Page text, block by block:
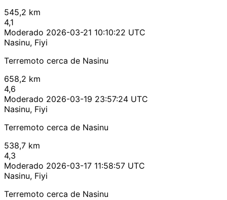
545,2 km
4,1
Moderado 2026-03-21 10:10:22 UTC
Nasinu, Fiyi
Terremoto cerca de Nasinu
658,2 km
4,6
Moderado 2026-03-19 23:57:24 UTC
Nasinu, Fiyi
Terremoto cerca de Nasinu
538,7 km
4,3
Moderado 2026-03-17 11:58:57 UTC
Nasinu, Fiyi
Terremoto cerca de Nasinu